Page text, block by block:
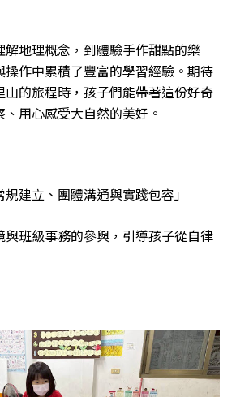
地理概念，到體驗手作甜點的樂
作中累積了豐富的學習經驗。期待
的旅程時，孩子們能帶著這份好奇
用心感受大自然的美好。
建立、團體溝通與實踐包容」
與班級事務的參與，引導孩子從自律